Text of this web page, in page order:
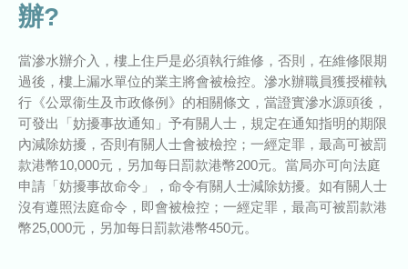
辦?
當滲水辦介入，樓上住戶是必須執行維修，否則，在維修限期
過後，樓上漏水單位的業主將會被檢控。滲水辦職員獲授權執
行《公眾衞生及市政條例》的相關條文，當證實滲水源頭後，
可發出「妨擾事故通知」予有關人士，規定在通知指明的期限
內減除妨擾，否則有關人士會被檢控；一經定罪，最高可被罰
款港幣10,000元，另加每日罰款港幣200元。當局亦可向法庭
申請「妨擾事故命令」，命令有關人士減除妨擾。如有關人士
沒有遵照法庭命令，即會被檢控；一經定罪，最高可被罰款港
幣25,000元，另加每日罰款港幣450元。